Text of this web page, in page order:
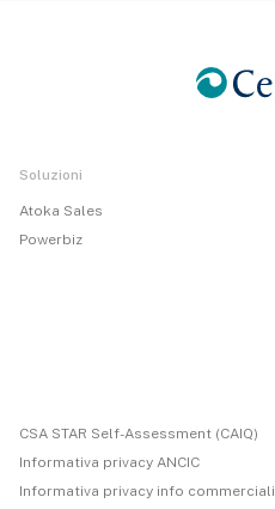
Soluzioni
Atoka Sales
Powerbiz
CSA STAR Self-Assessment (CAIQ)
Informativa privacy ANCIC
Informativa privacy info commerciali